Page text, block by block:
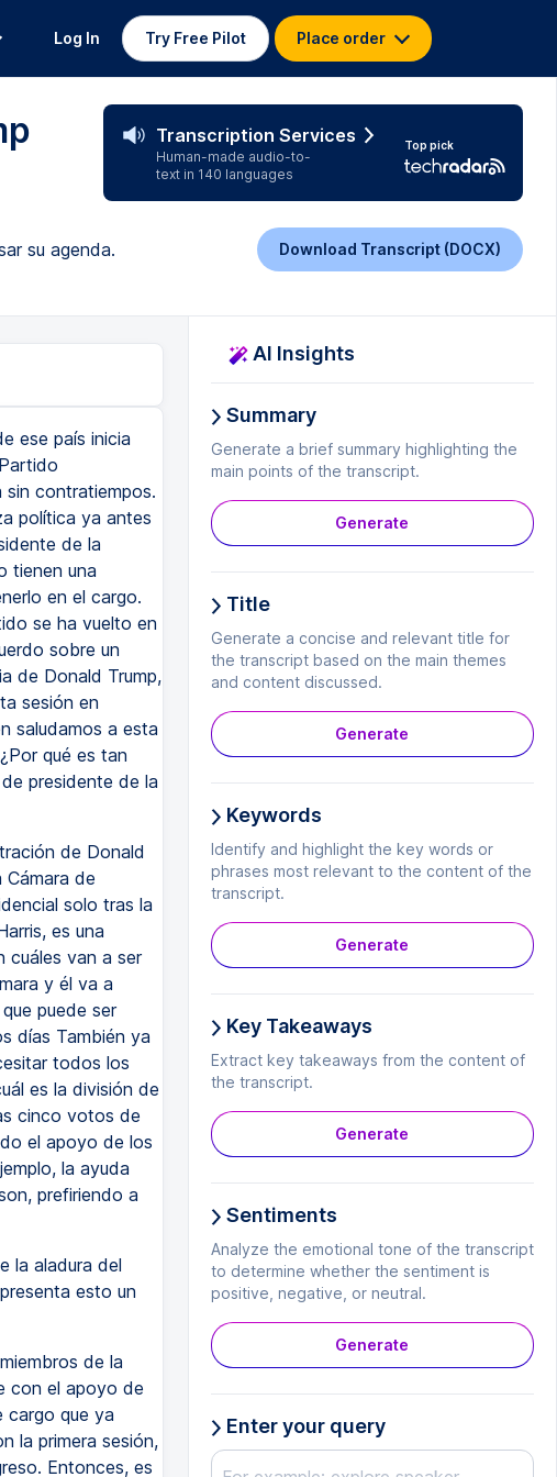
Log In Try Free Pilot Place order
Transcription Services
Human-made audio-to-
text in 140 languages
Top pick
su agenda. Download Transcript (DOCX)
ese país inicia
sin contratiempos.
política ya antes
de la
tienen una
en el cargo.
se ha vuelto en
sobre un
de Donald Trump,
sesión en
saludamos a esta
qué es tan
presidente de la
de Donald
Cámara de
solo tras la
es una
cuáles van a ser
y él va a
puede ser
días También ya
todos los
es la división de
cinco votos de
el apoyo de los
la ayuda
prefiriendo a
la aladura del
esto un
de la
con el apoyo de
cargo que ya
la primera sesión,
Entonces, es
AI Insights
Summary
Generate a brief summary highlighting the
main points of the transcript.
Generate
Title
Generate a concise and relevant title for
the transcript based on the main themes
and content discussed.
Generate
Keywords
Identify and highlight the key words or
phrases most relevant to the content of the
transcript.
Generate
Key Takeaways
Extract key takeaways from the content of
the transcript.
Generate
Sentiments
Analyze the emotional tone of the transcript
to determine whether the sentiment is
positive, negative, or neutral.
Generate
Enter your query